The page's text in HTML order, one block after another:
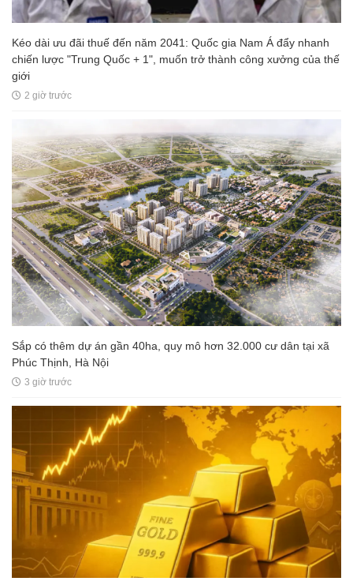
Kéo dài ưu đãi thuế đến năm 2041: Quốc gia Nam Á đẩy nhanh
chiến lược "Trung Quốc + 1", muốn trở thành công xưởng của thế
giới
2 giờ trước
Sắp có thêm dự án gần 40ha, quy mô hơn 32.000 cư dân tại xã
Phúc Thịnh, Hà Nội
3 giờ trước